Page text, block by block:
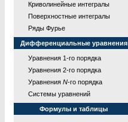
Криволинейные интегралы
Поверхностные интегралы
Ряды Фурье
Дифференциальные уравнения
Уравнения 1-го порядка
Уравнения 2-го порядка
Уравнения N-го порядка
Системы уравнений
Формулы и таблицы